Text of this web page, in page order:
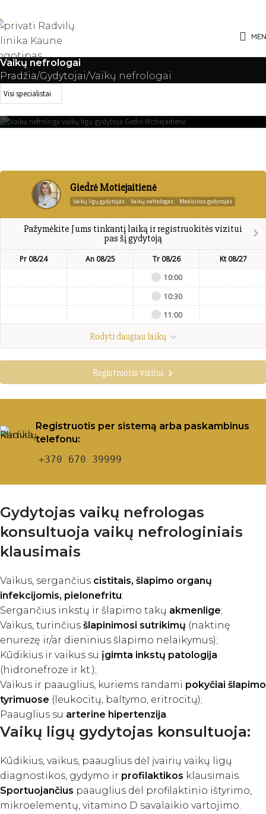
Vaikų nefrologai
Pradžia Gydytojai Vaikų nefrologai
GIEDRĖ MOTIEJAITIENĖ
VAIKŲ NEFROLOGAS, VAIKŲ LIGŲ GYDYTOJAS
Giedrė Motiejaitienė
Vaikų ligų gydytojas Vaikų nefrologas Medicinos gydytojas
Pažymėkite Jums tinkantį laiką ir registruokitės vizitui
pas šį gydytoją
Pr 08/24 An 08/25
Tr 08/26
10:00
10:30
11:00
Kt 08/27
Rodyti daugiau laikų
Registruotis vizitui
Registruotis per sistemą arba paskambinus
telefonu:
+370 670 39999
Gydytojas vaikų nefrologas
konsultuoja vaikų nefrologiniais
klausimais
Vaikus, sergančius cistitais, šlapimo organų
infekcijomis, pielonefritu;
Sergančius inkstų ir šlapimo takų akmenlige;
Vaikus, turinčius šlapinimosi sutrikimų (naktinę
enurezę ir/ar dieninius šlapimo nelaikymus);
Kūdikius ir vaikus su įgimta inkstų patologija
(hidronefroze ir kt.);
Vaikus ir paauglius, kuriems randami pokyčiai šlapimo
tyrimuose (leukocitų, baltymo, eritrocitų);
Paauglius su arterine hipertenzija.
Vaikų ligų gydytojas konsultuoja:
Kūdikius, vaikus, paauglius dėl įvairių vaikų ligų
diagnostikos, gydymo ir profilaktikos klausimais.
Sportuojančius paauglius dėl profilaktinio ištyrimo,
mikroelementų, vitamino D savalaikio vartojimo.